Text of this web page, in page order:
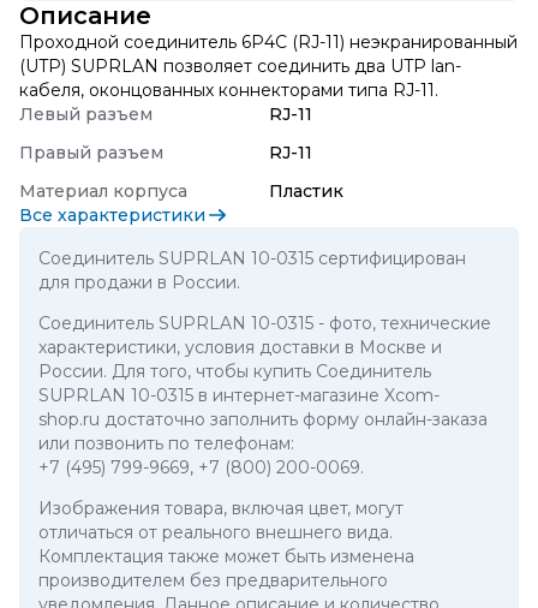
Описание
Проходной соединитель 6Р4С (RJ-11) неэкранированный
(UTP) SUPRLAN позволяет соединить два UTP lan-
кабеля, оконцованных коннекторами типа RJ-11.
Левый разъем
RJ-11
Правый разъем
RJ-11
Материал корпуса
Пластик
Все характеристики
Соединитель SUPRLAN 10-0315 сертифицирован
для продажи в России.
Соединитель SUPRLAN 10-0315 - фото, технические
характеристики, условия доставки в Москве и
России. Для того, чтобы купить Соединитель
SUPRLAN 10-0315 в интернет-магазине Xcom-
shop.ru достаточно заполнить форму онлайн-заказа
или позвонить по телефонам:
+7 (495) 799-9669, +7 (800) 200-0069.
Изображения товара, включая цвет, могут
отличаться от реального внешнего вида.
Комплектация также может быть изменена
производителем без предварительного